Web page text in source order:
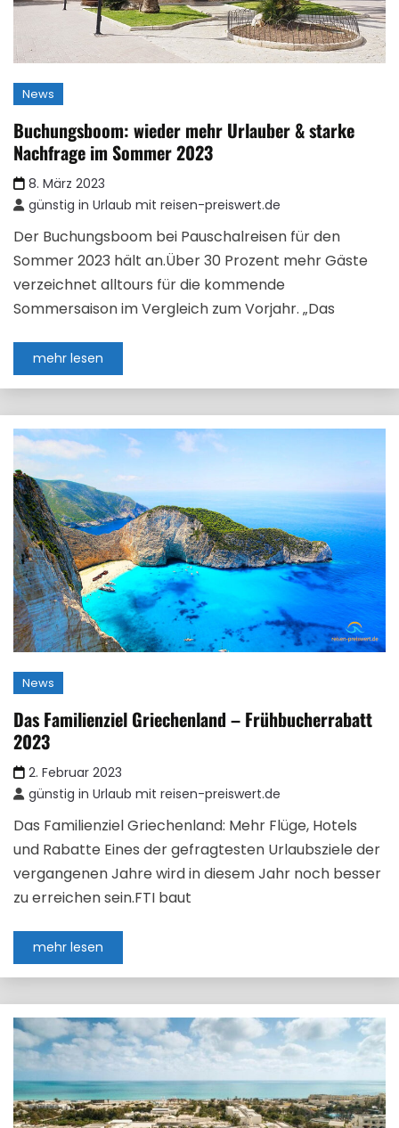
News
Buchungsboom: wieder mehr Urlauber & starke
Nachfrage im Sommer 2023
8. März 2023
günstig in Urlaub mit reisen-preiswert.de
Der Buchungsboom bei Pauschalreisen für den
Sommer 2023 hält an.Über 30 Prozent mehr Gäste
verzeichnet alltours für die kommende
Sommersaison im Vergleich zum Vorjahr. „Das
mehr lesen
News
Das Familienziel Griechenland – Frühbucherrabatt
2023
2. Februar 2023
günstig in Urlaub mit reisen-preiswert.de
Das Familienziel Griechenland: Mehr Flüge, Hotels
und Rabatte Eines der gefragtesten Urlaubsziele der
vergangenen Jahre wird in diesem Jahr noch besser
zu erreichen sein.FTI baut
mehr lesen